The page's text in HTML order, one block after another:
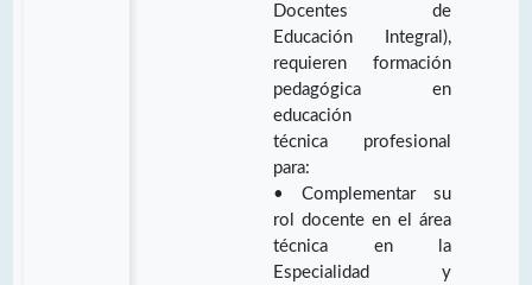
Docentes de
Educación Integral),
requieren formación
pedagógica en
educación
técnica profesional
para:
• Complementar su
rol docente en el área
técnica en la
Especialidad y